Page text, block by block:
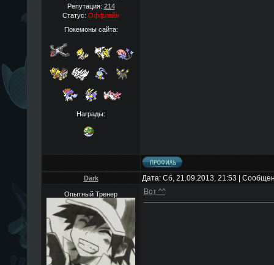
Репутация: 214
Статус: Оффлайн
Покемоны сайта:
Награды:
Dark Дата: Сб, 21.09.2013, 21:53 |
Опытный Тренер Вот ^^